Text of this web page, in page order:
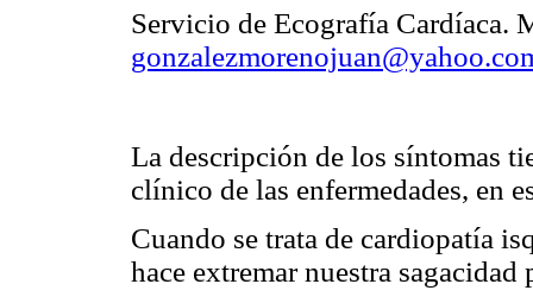
Servicio de Ecografía Cardíaca.
La descripción de los síntomas
clínico de las enfermedades, en
Cuando se trata de cardiopatía
hace extremar nuestra